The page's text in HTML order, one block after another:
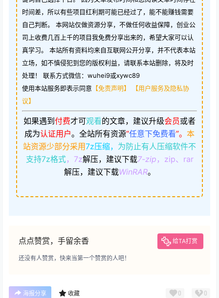
时间差，所以有些项目红利期可能已经过了，能不能赚钱需要
自己判断。 本网站仅做资源分享，不做任何收益保障，创业公
司上收费几百上千的项目我免费分享出来的，希望大家可以认
真学习。 本站所有资料均来自互联网公开分享，并不代表本站
立场，如不慎侵犯到您的版权利益，请联系本站删除，将及时
处理！ 联系方式微信：wuhei9或xywc89
使用本站服务即表示同意 【免责声明】
【用户服务及隐私协
议】
如果遇到 付费才可观看的文章，建议升级会员或者
成为认证用户。 全站所有资源“任意下免费看”。 本
站资源少部分采用7z压缩， 为防止有人压缩软件不
支持7z格式，7z解压，建议下载7-zip ，zip、rar
解压，建议下载WinRAR。
点点赞赏，手留余香 给TA打赏
还没有人赞赏，快来当第一个赞赏的人吧！
海报分享 收藏 0 0